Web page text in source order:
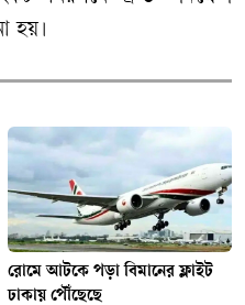
হয়।
রোমে আটকে পড়া বিমানের ফ্লাইট
ঢাকায় পৌঁছেছে